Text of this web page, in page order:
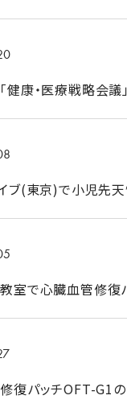
健康・医療戦略会議
ブ(東京)で小児先
室で心臓血管修復
復パッチOFT-G1